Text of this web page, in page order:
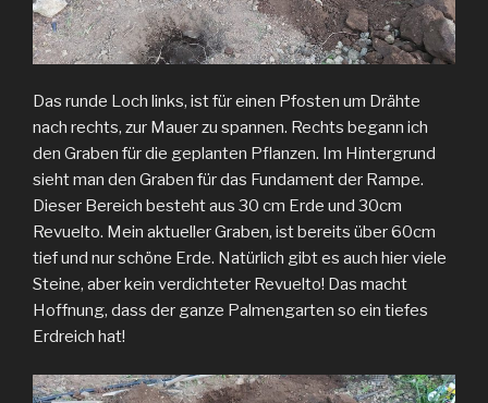
Das runde Loch links, ist für einen Pfosten um Drähte
nach rechts, zur Mauer zu spannen. Rechts begann ich
den Graben für die geplanten Pflanzen. Im Hintergrund
sieht man den Graben für das Fundament der Rampe.
Dieser Bereich besteht aus 30 cm Erde und 30cm
Revuelto. Mein aktueller Graben, ist bereits über 60cm
tief und nur schöne Erde. Natürlich gibt es auch hier viele
Steine, aber kein verdichteter Revuelto! Das macht
Hoffnung, dass der ganze Palmengarten so ein tiefes
Erdreich hat!